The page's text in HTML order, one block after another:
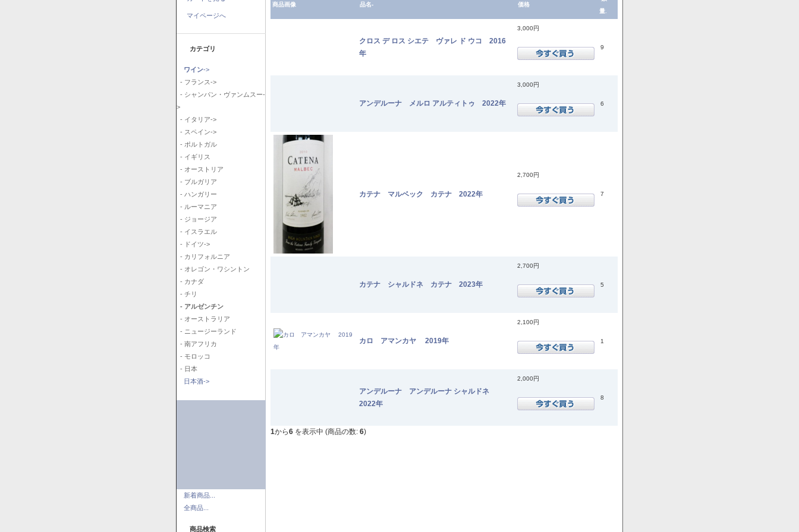
マイページへ
カテゴリ
ワイン->
- フランス->
- シャンパン・ヴァンムスー-
>
- イタリア->
- スペイン->
- ポルトガル
- イギリス
- オーストリア
- ブルガリア
- ハンガリー
- ルーマニア
- ジョージア
- イスラエル
- ドイツ->
- カリフォルニア
- オレゴン・ワシントン
- カナダ
- チリ
- アルゼンチン
- オーストラリア
- ニュージーランド
- 南アフリカ
- モロッコ
- 日本
日本酒->
新着商品...
全商品...
商品検索
商品画像 品名- 価格
量.
クロス デ ロス シエテ ヴァレ ド ウコ 2016
年
3,000円
9
アンデルーナ メルロ アルティトゥ 2022年
3,000円
6
カテナ マルベック カテナ 2022年
2,700円
7
カテナ シャルドネ カテナ 2023年
2,700円
5
カロ アマンカヤ 2019年
2,100円
1
アンデルーナ アンデルーナ シャルドネ
2022年
2,000円
8
1から6 を表示中 (商品の数: 6)